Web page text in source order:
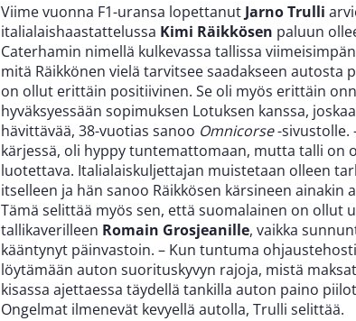
Viime vuonna F1-uransa lopettanut Jarno Trulli
italialaishaastattelussa Kimi Räikkösen paluun
Caterhamin nimellä kulkevassa tallissa
mitä Räikkönen vielä tarvitsee saadakseen autosta
on ollut erittäin positiivinen. Se oli myös erittäin
hyväksyessään sopimuksen Lotuksen kanssa,
hävittävää, 38-vuotias sanoo Omnicorse-sivustolle.
kärjessä, oli hyppy tuntemattomaan, mutta talli on
luotettava. Italialaiskuljettajan muistetaan olleen
itselleen ja hän sanoo Räikkösen kärsineen ainakin
Tämä selittää myös sen, että suomalainen on ollut
tallikaverilleen Romain Grosjeanille, vaikka
kääntynyt päinvastoin. – Kun tuntuma
löytämään auton suorituskyvyn rajoja, mistä
kisassa ajettaessa täydellä tankilla auton paino
Ongelmat ilmenevät kevyellä autolla, Trulli selittää.